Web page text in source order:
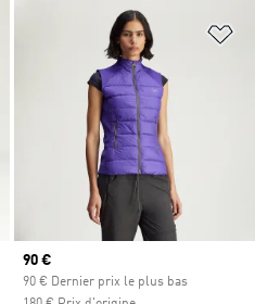
Ajouter à la Liste de produits
Prix actuel
90 €
90 € Dernier prix le plus bas